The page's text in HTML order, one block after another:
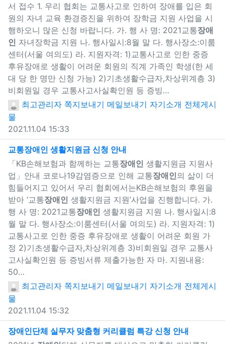
서 접수 1. 우리 협회는 교통사고로 인하여 장애를 입은 회
원의 자녀 교육 환경증진을 위하여 장학금 지원 사업을 시
행하오니 많은 신청 바랍니다. 가. 행 사 명: 2021교통장애
인 자녀장학금 지원 나. 행사일시:8월 말 다. 행사장소:이룸
센터(서울 여의도) 라. 지원자격: 1)교통사고로 인한 중증
후유장애로 생활이 어려운 회원의 직계 가족인 학생(한 세
대 당 한 명만 신청 가능) 2)기초생활수급자,차상위계층 3)
비회원일 경우 교통사고사실확인원 등 증빙…
최고관리자 쪽지보내기 메일보내기 자기소개 전체게시
물
2021.11.04 15:33
교통장애인 생활지원금 신청 안내
「KB손해보험과 함께하는 교통장애인 생활지원금 지원사
업」안내 코로나19감염증으로 인해 교통장애인의 삶이 더
힘들어지고 있어서 우리 협회에서는KB손해보험의 후원을
받아 ‘교통장애인 생활지원금 지원’사업을 진행합니다. 가.
행 사 명: 2021교통장애인 생활지원금 지원 나. 행사일시:8
월 말 다. 행사장소:이룸센터(서울 여의도) 라. 지원자격: 1)
교통사고로 인한 중증 후유장애로 생활이 어려운 회원 가
정 2)기초생활수급자,차상위계층 3)비회원일 경우 교통사
고사실확인원 등 증빙서류 제출가능한 자 마. 지원내용:
50…
최고관리자 쪽지보내기 메일보내기 자기소개 전체게시
물
2021.11.04 15:32
장애인단체 실무자 맞춤형 커리큘럼 특강 신청 안내